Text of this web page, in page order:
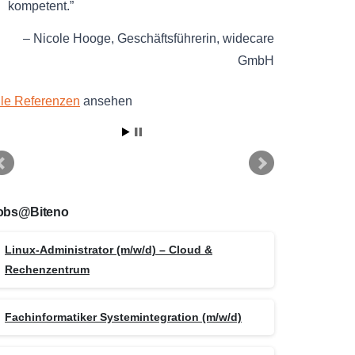
kompetent.
Nicole Hooge Geschäftsführerin widecare
GmbH
Referenzen ansehen
Linux-Administrator (m/w/d) – Cloud &
Rechenzentrum
Fachinformatiker Systemintegration (m/w/d)